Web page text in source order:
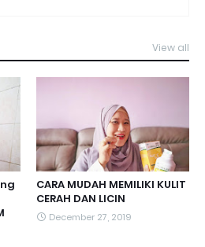
View all
CARA MUDAH MEMILIKI KULIT
CERAH DAN LICIN
December 27, 2019